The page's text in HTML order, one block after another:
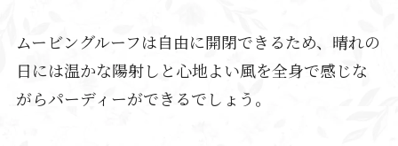
ムービングルーフは自由に開閉できるため、晴れの
日には温かな陽射しと心地よい風を全身で感じな
がらパーディーができるでしょう。